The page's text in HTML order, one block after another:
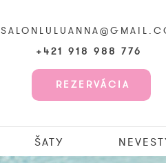
+421 918 988 776
REZERVÁCIA
ŠATY